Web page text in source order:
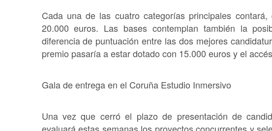
Cada una de las cuatro categorías principales
20.000 euros. Las bases contemplan también la
diferencia de puntuación entre las dos mejores
premio pasaría a estar dotado con 15.000 euros y el
Gala de entrega en el Coruña Estudio Inmersivo
Una vez que cerró el plazo de presentación de